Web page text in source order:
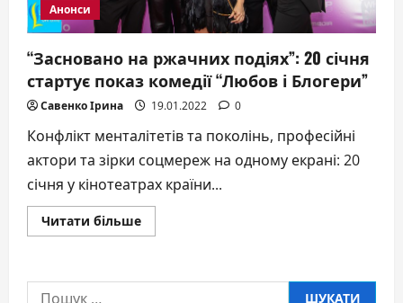
Анонси
“Засновано на ржачних подіях”: 20 січня
стартує показ комедії “Любов і Блогери”
Савенко Ірина 19.01.2022 0
Конфлікт менталітетів та поколінь, професійні
актори та зірки соцмереж на одному екрані: 20
січня у кінотеатрах країни...
Читати більшеДокладніше
про
подіях”:
Пошук: